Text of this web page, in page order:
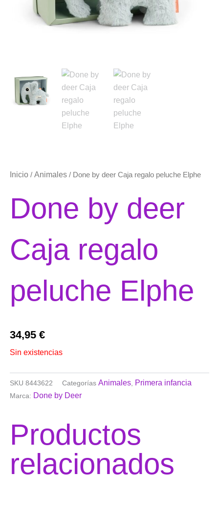
Inicio / Animales / Done by deer Caja regalo peluche Elphe
Done by deer
Caja regalo
peluche Elphe
34,95 €
Sin existencias
SKU 8443622 Categorías Animales Primera infancia
Marca: Done by Deer
Productos
relacionados